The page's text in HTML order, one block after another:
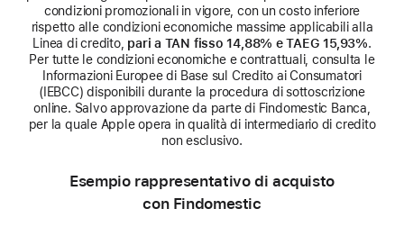
condizioni promozionali in vigore, con un costo inferiore
rispetto alle condizioni economiche massime applicabili alla
Linea di credito, pari a TAN fisso 14,88% e TAEG 15,93%.
Per tutte le condizioni economiche e contrattuali, consulta le
Informazioni Europee di Base sul Credito ai Consumatori
(IEBCC) disponibili durante la procedura di sottoscrizione
online. Salvo approvazione da parte di Findomestic Banca,
per la quale Apple opera in qualità di intermediario di credito
non esclusivo.
Esempio rappresentativo di acquisto
con Findomestic